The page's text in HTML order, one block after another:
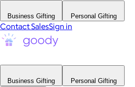
Business Gifting Personal Gifting
Contact SalesSign in
Business Gifting
Personal Gifting